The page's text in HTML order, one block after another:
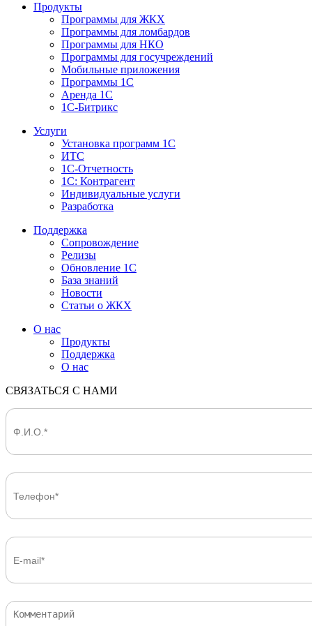
Продукты
Программы для ЖКХ
Программы для ломбардов
Программы для НКО
Программы для госучреждений
Мобильные приложения
Программы 1С
Аренда 1С
1С-Битрикс
Услуги
Установка программ 1С
ИТС
1С-Отчетность
1С: Контрагент
Индивидуальные услуги
Разработка
Поддержка
Сопровождение
Релизы
Обновление 1С
База знаний
Новости
Статьи о ЖКХ
О нас
Продукты
Поддержка
О нас
СВЯЗАТЬСЯ С НАМИ